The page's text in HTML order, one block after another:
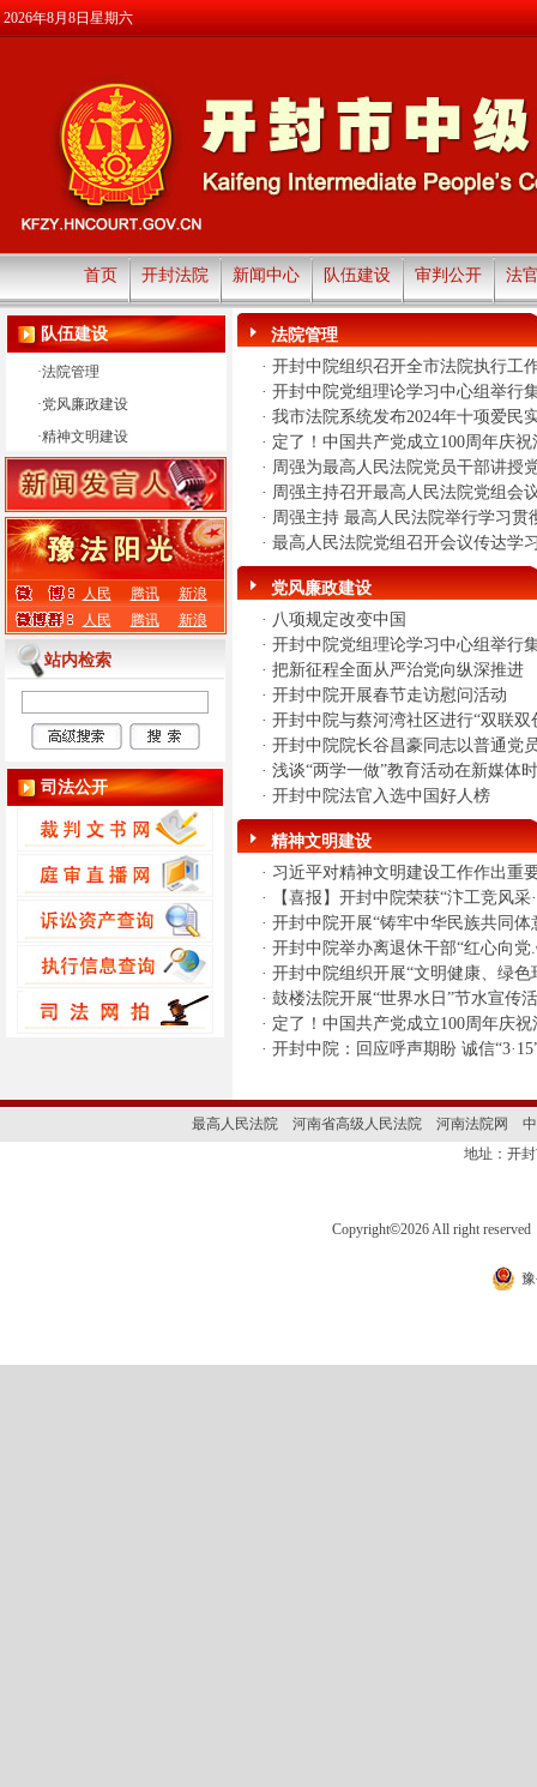
2026年8月8日星期六
首页 开封法院 新闻中心 队伍建设 审判公开 法
队伍建设
·法院管理
·党风廉政建设
·精神文明建设
人民 腾讯
新浪
人民
腾讯 新浪
站内检索
司法公开
法院管理
· 开封中院组织召开全市法院执行工
· 开封中院党组理论学习中心组举行
· 我市法院系统发布2024年十项爱民
· 定了！中国共产党成立100周年庆
· 周强为最高人民法院党员干部讲授
· 周强主持召开最高人民法院党组会
· 周强主持 最高人民法院举行学习
· 最高人民法院党组召开会议传达学
党风廉政建设
· 八项规定改变中国
· 开封中院党组理论学习中心组举行
· 把新征程全面从严治党向纵深推进
· 开封中院开展春节走访慰问活动
· 开封中院与蔡河湾社区进行“双联双
· 开封中院院长谷昌豪同志以普通党
· 浅谈“两学一做”教育活动在新媒体
· 开封中院法官入选中国好人榜
精神文明建设
· 习近平对精神文明建设工作作出重
·
【喜报】开封中院荣获“汴工竞风
· 开封中院开展“铸牢中华民族共同体
· 开封中院举办离退休干部“红心向
· 开封中院组织开展“文明健康、绿
· 鼓楼法院开展“世界水日”节水宣传
· 定了！中国共产党成立100周年庆
· 开封中院：回应呼声期盼 诚信
最高人民法院 河南省高级人民法院 河南法院网
地址：开
Copyright©2026 All right